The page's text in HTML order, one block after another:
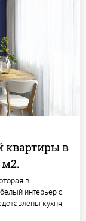
квартиры в
в
интерьер с
кухня,